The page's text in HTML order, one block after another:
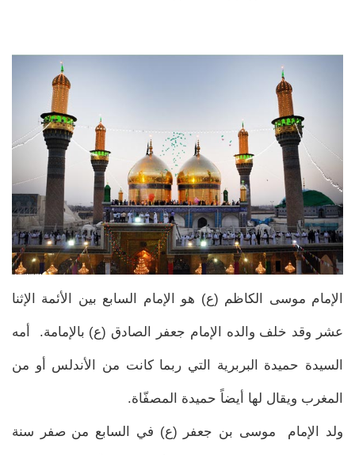
الإمام موسى الكاظم (ع) هو الإمام السابع بين الأئمة الإثنا
عشر وقد خلف والده الإمام جعفر الصادق (ع) بالإمامة. أمه
السيدة حميدة البربرية التي ربما كانت من الأندلس أو من
المغرب ويقال لها أيضاً حميدة المصفّاة.
ولد الإمام موسى بن جعفر (ع) في السابع من صفر سنة